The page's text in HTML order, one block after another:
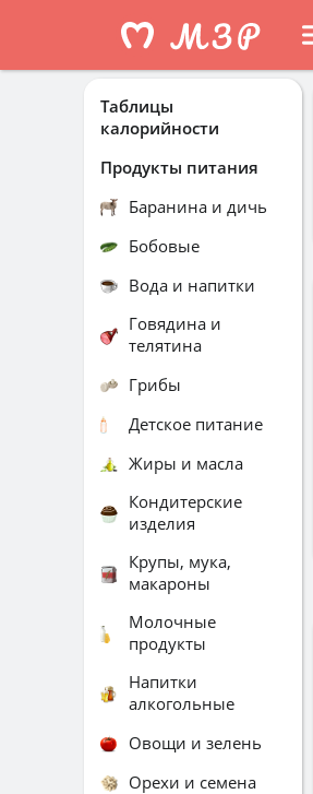
Таблицы
калорийности
Продукты питания
Баранина и дичь
Бобовые
Вода и напитки
Говядина и
телятина
Грибы
Детское питание
Жиры и масла
Кондитерские
изделия
Крупы, мука,
макароны
Молочные
продукты
Напитки
алкогольные
Овощи и зелень
Орехи и семена